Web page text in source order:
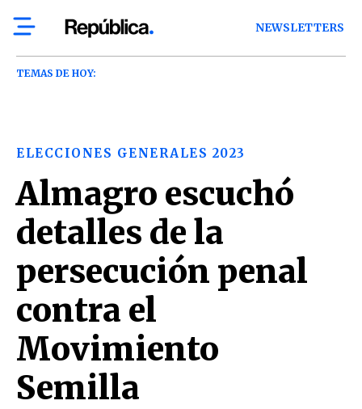
NEWSLETTERS
TEMAS DE HOY:
ELECCIONES GENERALES 2023
Almagro escuchó
detalles de la
persecución penal
contra el
Movimiento
Semilla